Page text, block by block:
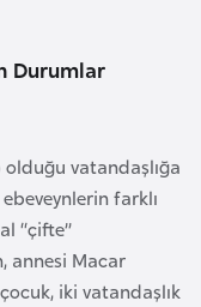
Durumlar
vatandaşlığa
farklı
“çifte”
annesi Macar
iki vatandaşlık